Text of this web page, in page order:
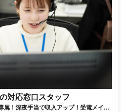
対応窓口スタッフ
属！深夜手当で収入アップ！受電メイン